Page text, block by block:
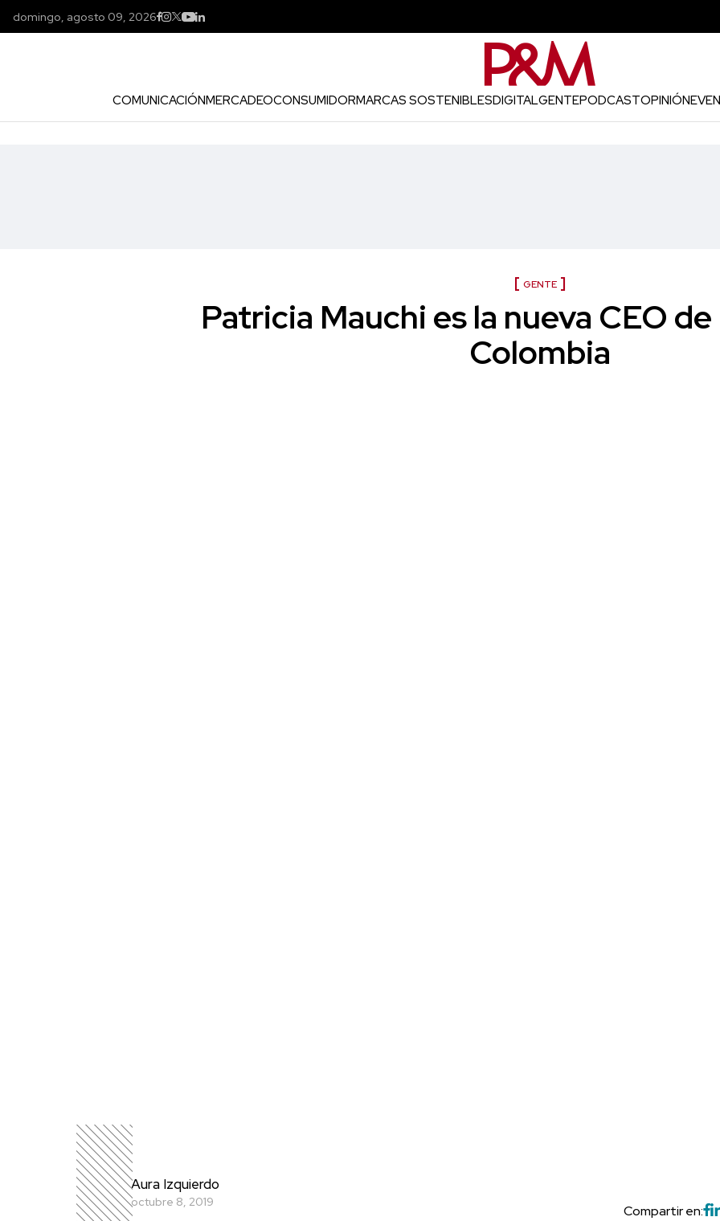
domingo, agosto 09, 2026
COMUNICACIÓNMERCADEOCONSUMIDORMARCAS SOSTENIBLESDIGITALGENTEPODCASTOPINIÓN
GENTE
Patricia Mauchi es la nueva CEO
Colombia
Aura Izquierdo
octubre 8, 2019
Compartir en: